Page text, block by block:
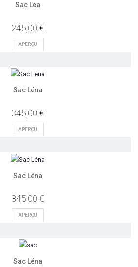
Sac Lea
245,00 €
APERÇU
Sac Léna
345,00 €
APERÇU
Sac Léna
345,00 €
APERÇU
Sac Léna